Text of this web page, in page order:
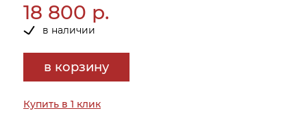
18 800 р.
в наличии
в корзину
Купить в 1 клик